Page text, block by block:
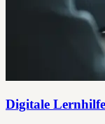
Digitale